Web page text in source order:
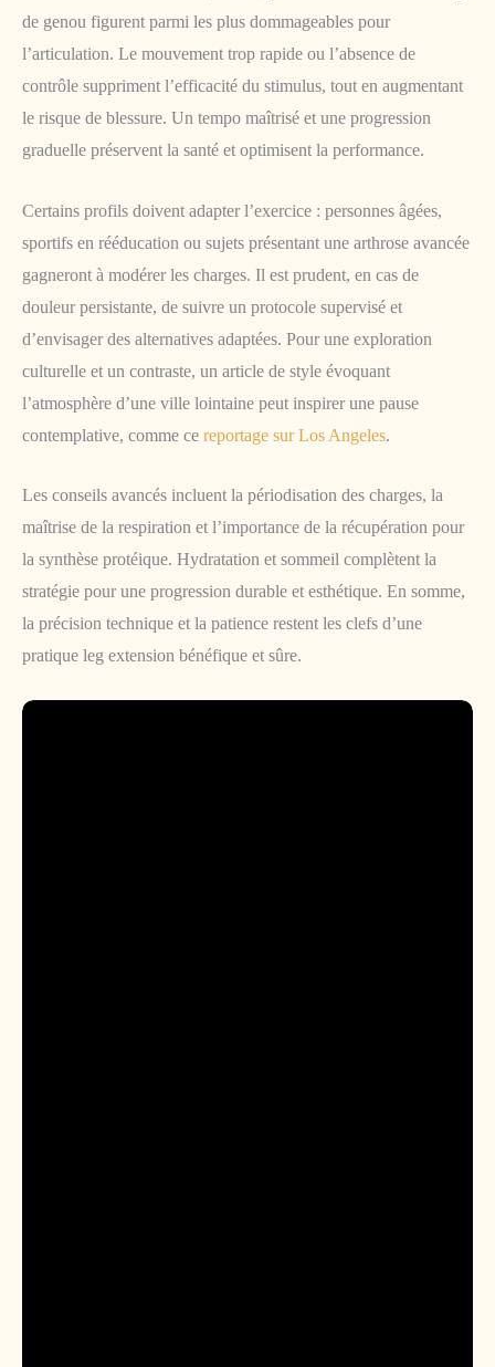
de genou figurent parmi les plus dommageables pour
l’articulation. Le mouvement trop rapide ou l’absence de
contrôle suppriment l’efficacité du stimulus, tout en augmentant
le risque de blessure. Un tempo maîtrisé et une progression
graduelle préservent la santé et optimisent la performance.
Certains profils doivent adapter l’exercice : personnes âgées,
sportifs en rééducation ou sujets présentant une arthrose avancée
gagneront à modérer les charges. Il est prudent, en cas de
douleur persistante, de suivre un protocole supervisé et
d’envisager des alternatives adaptées. Pour une exploration
culturelle et un contraste, un article de style évoquant
l’atmosphère d’une ville lointaine peut inspirer une pause
contemplative, comme ce reportage sur Los Angeles.
Les conseils avancés incluent la périodisation des charges, la
maîtrise de la respiration et l’importance de la récupération pour
la synthèse protéique. Hydratation et sommeil complètent la
stratégie pour une progression durable et esthétique. En somme,
la précision technique et la patience restent les clefs d’une
pratique leg extension bénéfique et sûre.